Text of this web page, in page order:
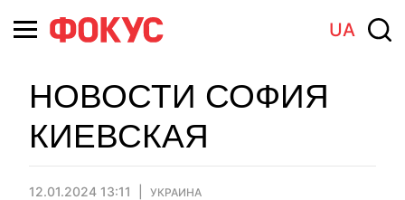
UA
НОВОСТИ СОФИЯ
КИЕВСКАЯ
12.01.2024 13:11 УКРАИНА